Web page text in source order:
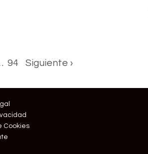
94 Siguiente ›
Cookies